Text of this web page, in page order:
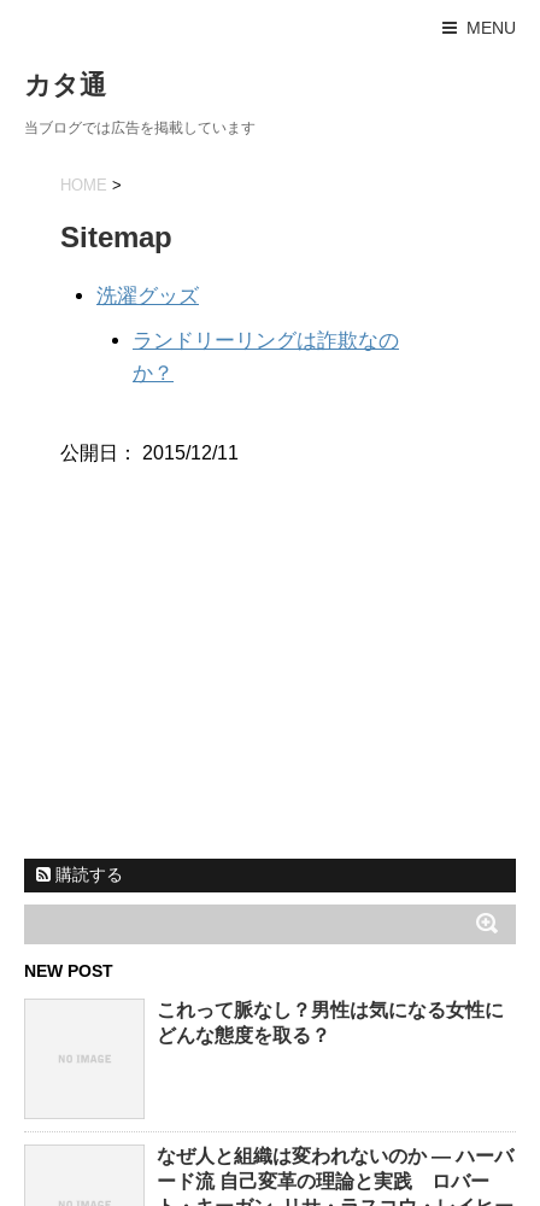
MENU
カタ通
当ブログでは広告を掲載しています
HOME >
Sitemap
洗濯グッズ
ランドリーリングは詐欺なの
か？
公開日： 2015/12/11
購読する
NEW POST
これって脈なし？男性は気になる女性に
どんな態度を取る？
なぜ人と組織は変われないのか ― ハーバ
ード流 自己変革の理論と実践 ロバー